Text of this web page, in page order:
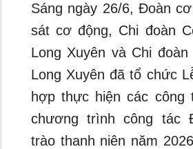
Sáng ngày 26/6, Đoàn
sát cơ động, Chi đoàn
Long Xuyên và Chi
Long Xuyên đã tổ chức
hợp thực hiện các công
chương trình công tác
trào thanh niên năm